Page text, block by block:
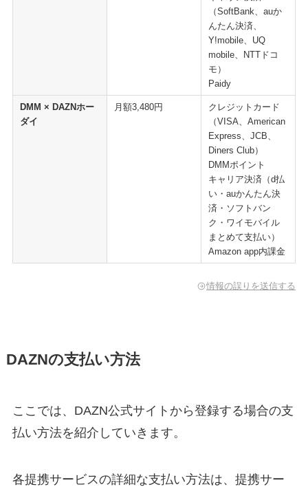
（SoftBank、auか
んたん決済、
Y!mobile、UQ
mobile、NTTドコ
モ）
Paidy
DMM × DAZNホー
ダイ
月額3,480円
クレジットカード
（VISA、American
Express、JCB、
Diners Club）
DMMポイント
キャリア決済（d払
い・auかんたん決
済・ソフトバン
ク・ワイモバイル
まとめて支払い）
Amazon app内課金
情報の誤りを送信する
DAZNの支払い方法
ここでは、DAZN公式サイトから登録する場合の支
払い方法を紹介していきます。
各提携サービスの詳細な支払い方法は、提携サー